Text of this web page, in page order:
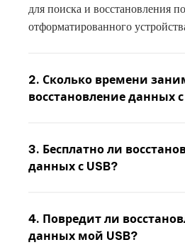
для поиска и восстановления
отформатированного
2. Сколько времени
восстановление данных с
3. Бесплатно ли
данных с USB?
4. Повредит ли
данных мой USB?